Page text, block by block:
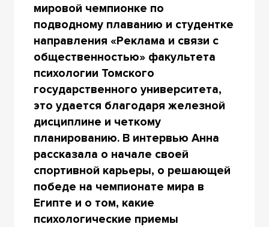
мировой чемпионке по
подводному плаванию и студентке
направления «Реклама и связи с
общественностью» факультета
психологии Томского
государственного университета,
это удается благодаря железной
дисциплине и четкому
планированию. В интервью Анна
рассказала о начале своей
спортивной карьеры, о решающей
победе на чемпионате мира в
Египте и о том, какие
психологические приемы